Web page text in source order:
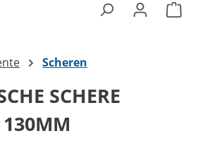
Scheren
SCHERE
130MM